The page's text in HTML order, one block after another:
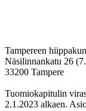
Tampereen
Näsilinnankatu 26
33200 Tampere
Tuomiokapitulin
2.1.2023 alkaen.